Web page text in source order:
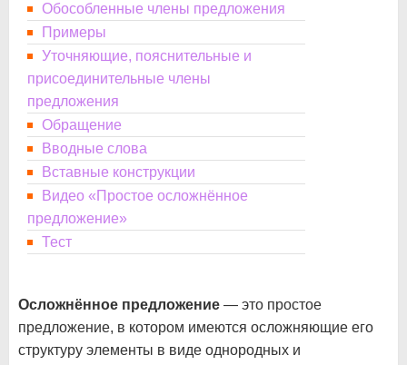
Обособленные члены предложения
Примеры
Уточняющие, пояснительные и
присоединительные члены
предложения
Обращение
Вводные слова
Вставные конструкции
Видео «Простое осложнённое
предложение»
Тест
Осложнённое предложение — это простое
предложение, в котором имеются осложняющие его
структуру элементы в виде однородных и